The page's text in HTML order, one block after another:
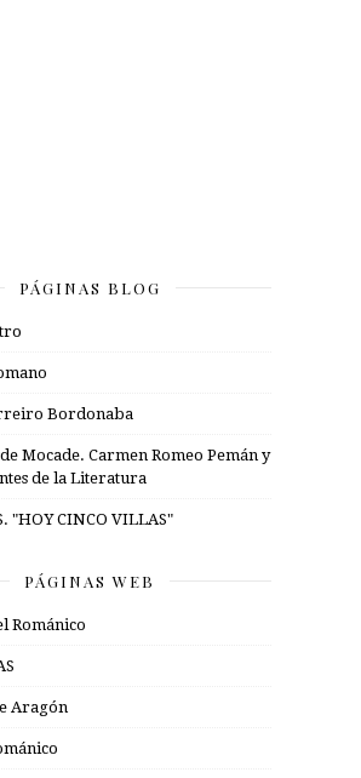
PÁGINAS BLOG
Bordonaba
Mocade. Carmen Romeo Pemán y
de la Literatura
"HOY CINCO VILLAS"
PÁGINAS WEB
Románico
Aragón